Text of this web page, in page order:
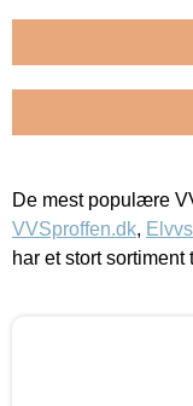
De mest populære
VVSproffen.dk,
har et stort sortiment